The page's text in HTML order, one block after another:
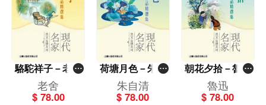
駱駝祥子－老舍
作品精選集[現代
名家美文品讀系
老舍
$ 78.00
荷塘月色－朱自
清作品精選集[現
代名家美文品讀
朱自清
$ 78.00
朝花夕拾－魯迅
作品精選集[現代
名家美文品讀系
魯迅
$ 78.00